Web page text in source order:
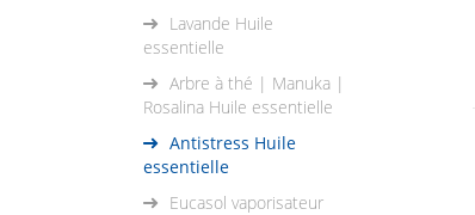
Lavande Huile
essentielle
Arbre à thé | Manuka |
Rosalina Huile essentielle
Antistress Huile
essentielle
Eucasol vaporisateur